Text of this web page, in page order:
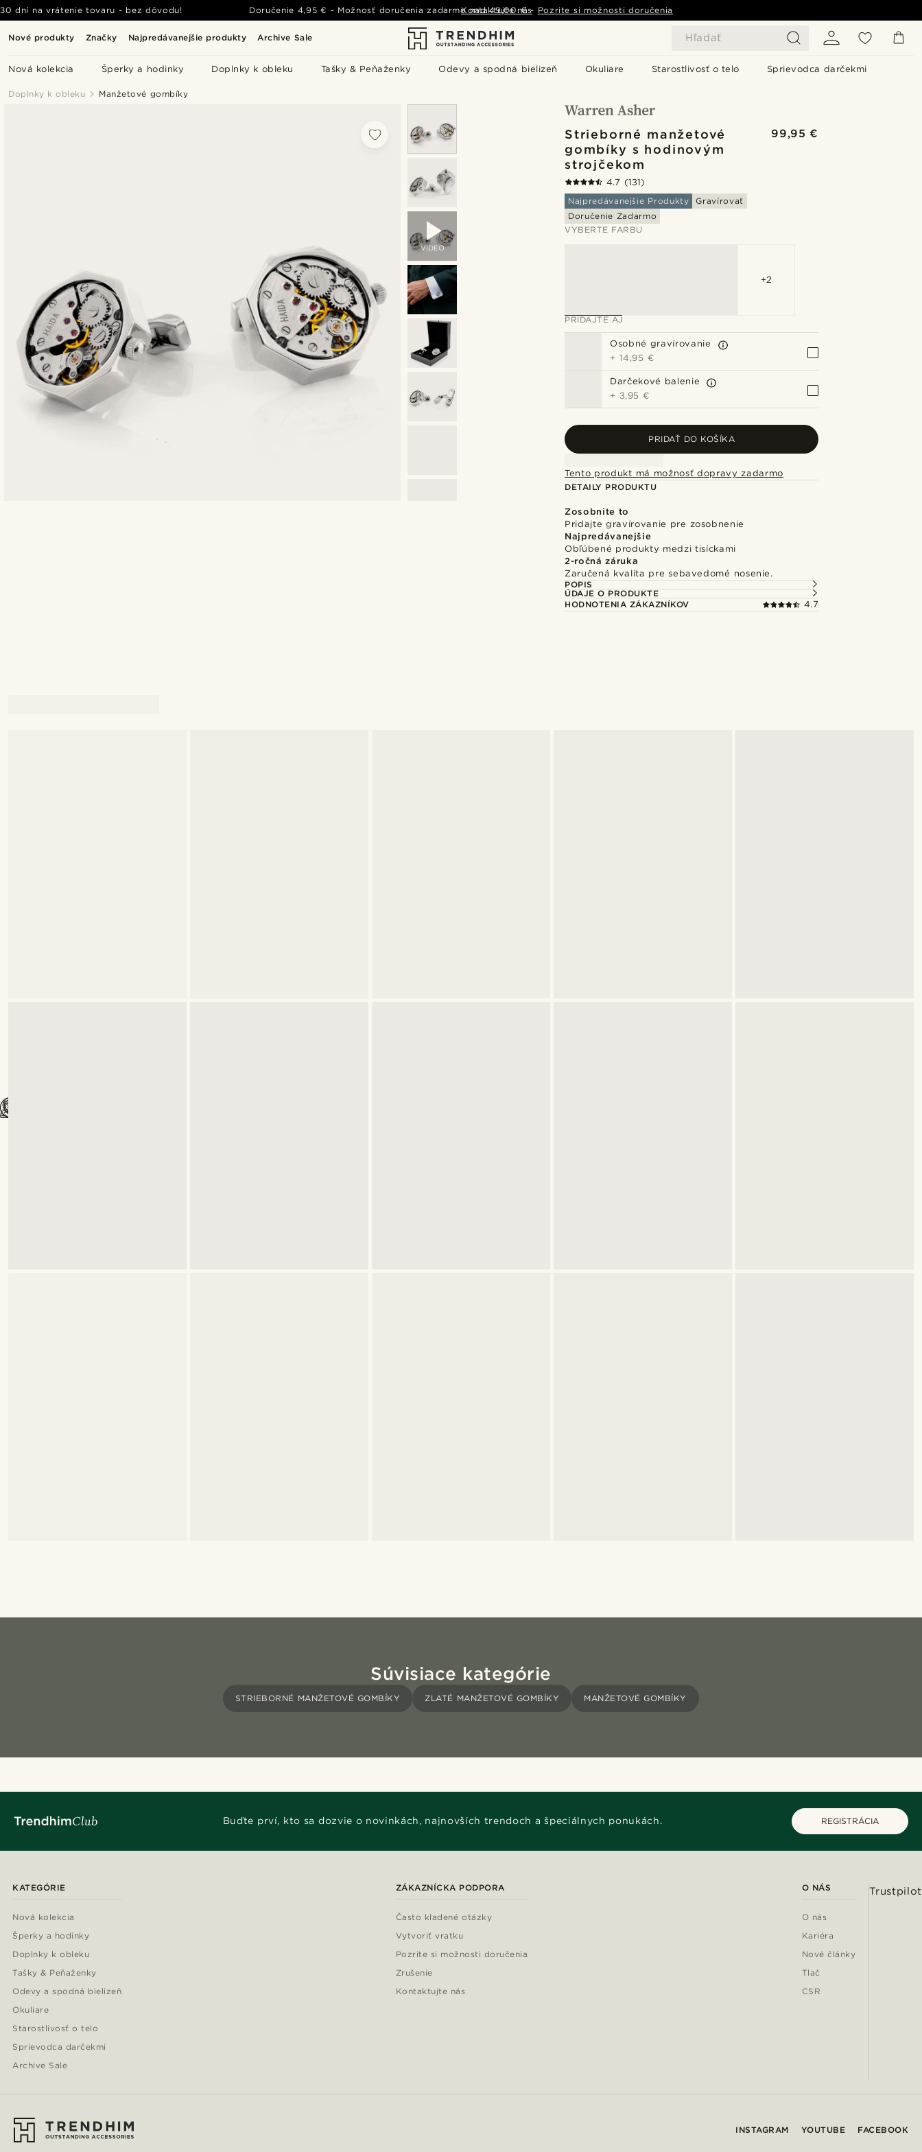
Nové produkty Značky Najpredávanejšie produkty Archive Sale Hľadať
Nová kolekcia Šperky a hodinky Doplnky k obleku Tašky & Peňaženky Odevy a spodná bielizeň Okuliare Starostlivosť o telo Sprievodca darčekmi
30 dní na vrátenie tovaru - bez dôvodu! Doručenie 4,95 € - Možnosť doručenia zadarmo nad 49,00 € - Pozrite si možnosti doručenia
Kontaktujte nás
Doplnky k obleku Manžetové gombíky
VIDEO
Strieborné manžetové
gombíky s hodinovým
strojčekom
99,95 €
4.7 (131)
Najpredávanejšie Produkty
Gravírovať
Doručenie Zadarmo
VYBERTE FARBU
+2
PRIDAJTE AJ
Osobné gravírovanie
+ 14,95 €
Darčekové balenie
+ 3,95 €
PRIDAŤ DO KOŠÍKA
Tento produkt má možnosť dopravy zadarmo
DETAILY PRODUKTU
Zosobnite to
Pridajte gravírovanie pre zosobnenie
Najpredávanejšie
Obľúbené produkty medzi tisíckami
2-ročná záruka
Zaručená kvalita pre sebavedomé nosenie.
POPIS
ÚDAJE O PRODUKTE
HODNOTENIA ZÁKAZNÍKOV
4.7
Súvisiace kategórie
STRIEBORNÉ MANŽETOVÉ GOMBÍKY ZLATÉ MANŽETOVÉ GOMBÍKY MANŽETOVÉ GOMBÍKY
Buďte prví, kto sa dozvie o novinkách, najnovších trendoch a špeciálnych ponukách. REGISTRÁCIA
KATEGÓRIE
Nová kolekcia
Šperky a hodinky
Doplnky k obleku
Tašky & Peňaženky
Odevy a spodná bielizeň
Okuliare
Starostlivosť o telo
Sprievodca darčekmi
Archive Sale
ZÁKAZNÍCKA PODPORA
Často kladené otázky
Vytvoriť vratku
Pozrite si možnosti doručenia
Zrušenie
Kontaktujte nás
O NÁS
O nás
Kariéra
Nové články
Tlač
CSR
Trustpilot
INSTAGRAM YOUTUBE FACEBOOK